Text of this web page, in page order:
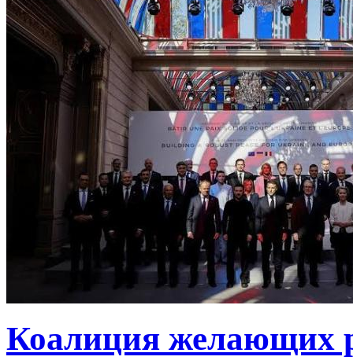
Коалиция желающих